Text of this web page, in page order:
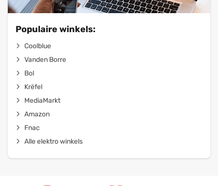
Populaire winkels:
Coolblue
Vanden Borre
Bol
Krëfel
MediaMarkt
Amazon
Fnac
Alle elektro winkels